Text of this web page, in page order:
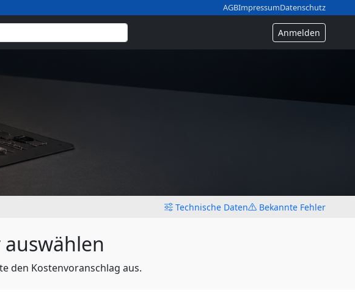
AGBImpressumDatenschutz
Anmelden
Technische Daten Bekannte Fehler
auswählen
den Kostenvoranschlag aus.